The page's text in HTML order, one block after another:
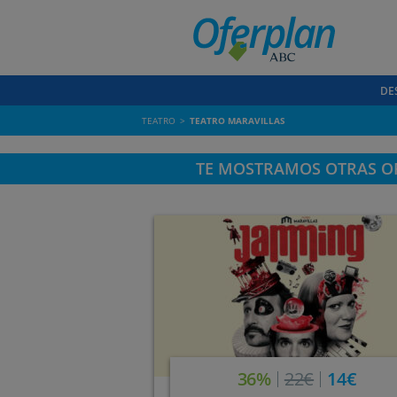
TEATRO TEATRO MARAVILLAS
TE MOSTRAMOS OTRAS
36% 22€ 14€